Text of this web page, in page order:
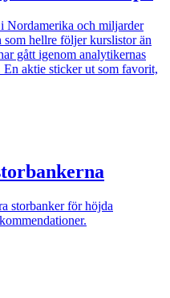
Nordamerika och miljarder
hellre följer kurslistor än
gått igenom analytikernas
aktie sticker ut som favorit,
storbanker för höjda